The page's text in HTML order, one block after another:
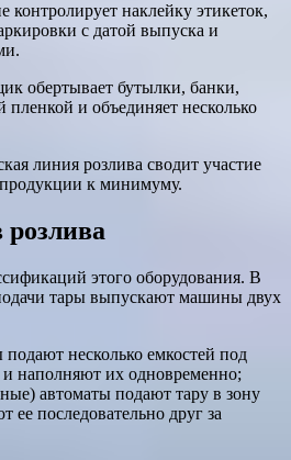
контролирует наклейку этикеток,
с датой выпуска и
обертывает бутылки, банки,
пленкой и объединяет несколько
линия розлива сводит участие
продукции к минимуму.
этого оборудования. В
тары выпускают машины двух
несколько емкостей под
наполняют их одновременно;
автоматы подают тару в зону
ее последовательно друг за